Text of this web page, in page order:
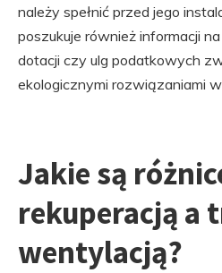
należy spełnić przed jego
poszukuje również informacji
dotacji czy ulg podatkowych
ekologicznymi rozwiązaniami
Jakie są
rekuperacją a
wentylacją?